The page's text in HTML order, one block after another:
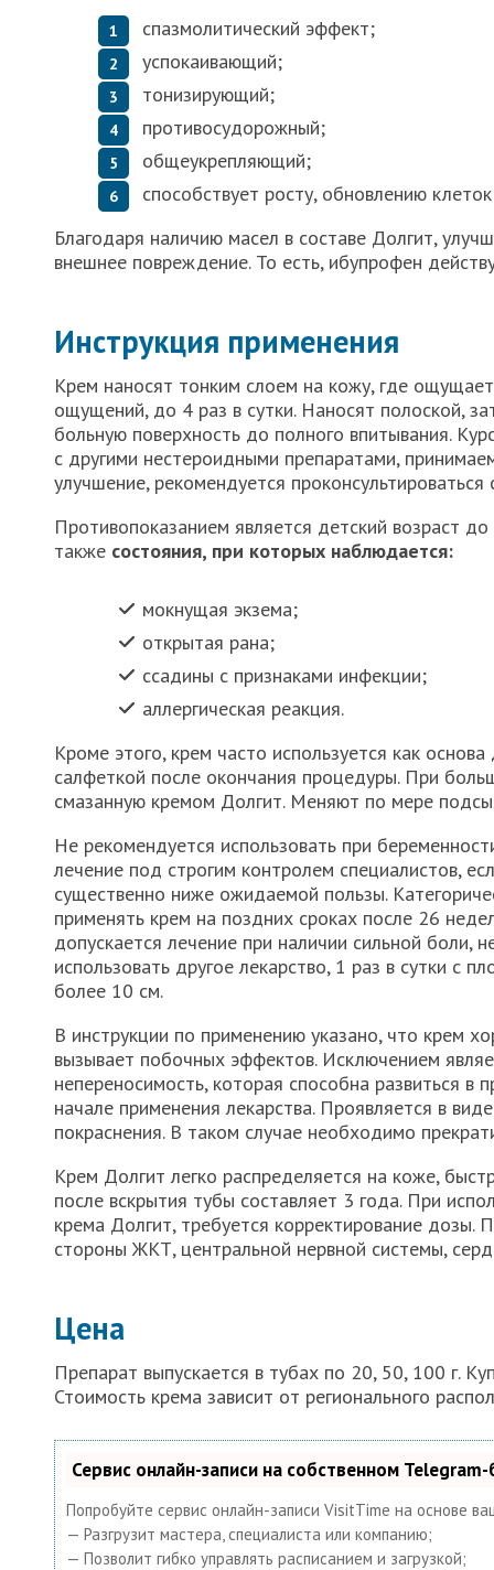
спазмолитический эффект;
успокаивающий;
тонизирующий;
противосудорожный;
общеукрепляющий;
способствует росту, обновлению
Благодаря наличию масел в составе Долгит,
внешнее повреждение. То есть, ибупрофен
Инструкция применения
Крем наносят тонким слоем на кожу, где
ощущений, до 4 раз в сутки. Наносят полоской,
больную поверхность до полного впитывания.
с другими нестероидными препаратами,
улучшение, рекомендуется
Противопоказанием является детский возраст
также состояния, при которых наблюдается:
мокнущая экзема;
открытая рана;
ссадины с признаками инфекции;
аллергическая реакция.
Кроме этого, крем часто используется как
салфеткой после окончания процедуры. При
смазанную кремом Долгит. Меняют по мере
Не рекомендуется использовать при
лечение под строгим контролем специалистов,
существенно ниже ожидаемой пользы.
применять крем на поздних сроках после 26
допускается лечение при наличии сильной боли,
использовать другое лекарство, 1 раз в сутки с
более 10 см.
В инструкции по применению указано, что крем
вызывает побочных эффектов. Исключением
непереносимость, которая способна развиться в
начале применения лекарства. Проявляется в
покраснения. В таком случае необходимо
Крем Долгит легко распределяется на коже,
после вскрытия тубы составляет 3 года. При
крема Долгит, требуется корректирование
стороны ЖКТ, центральной нервной системы,
Цена
Препарат выпускается в тубах по 20, 50, 100 г.
Стоимость крема зависит от регионального
Сервис онлайн-записи на собственном
Попробуйте сервис онлайн-записи VisitTime на основе
— Разгрузит мастера, специалиста или компанию;
— Позволит гибко управлять расписанием и загрузкой;